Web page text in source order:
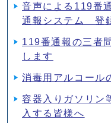
音声による119番
通報システム 登
119番通報の三者
します
消毒用アルコール
容器入りガソリン
入する皆様へ